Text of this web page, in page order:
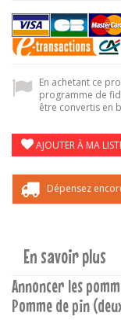
En achetant ce
programme de
être convertis en
AJOUTER À MA
Dépensez
En savoir plus
Annoncer les
Pomme de pin